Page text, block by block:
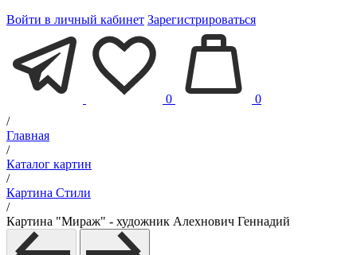
Войти в личный кабинет Зарегистрироваться
0
0
/
Главная
/
Каталог картин
/
Картина Стили
/
Картина "Мираж" - художник Алехнович Геннадий